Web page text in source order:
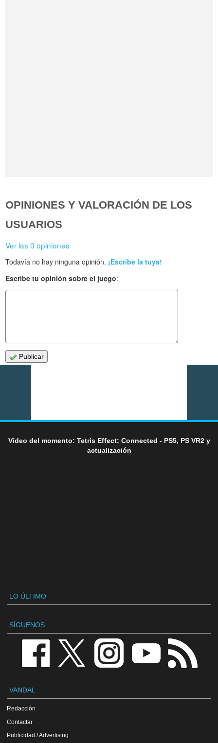
OPINIONES Y VALORACIÓN DE LOS
USUARIOS
Ver las 0 opiniones
Todavía no hay ninguna opinión. ¡Escribe la tuya!
Escribe tu opinión sobre el juego:
Publicar
Vídeo del momento: Tetris Effect: Connected - PS5, PS VR2 y
actualización
LO ÚLTIMO
SÍGUENOS
VANDAL
Redacción
Contactar
Publicidad / Advertising